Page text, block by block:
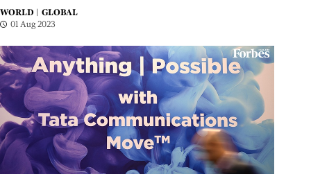
WORLD |
GLOBAL
01 Aug 2023